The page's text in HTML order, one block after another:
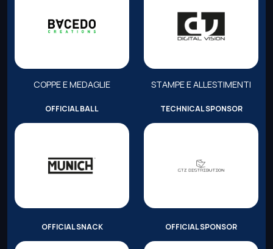
COPPE E MEDAGLIE STAMPE E ALLESTIMENTI
OFFICIAL BALL TECHNICAL SPONSOR
OFFICIAL SNACK OFFICIAL SPONSOR